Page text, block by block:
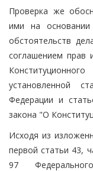
Проверка же
ими на основании
обстоятельств
соглашением прав
установленной
Федерации и
закона "О
Исходя из
первой статьи 43,
97